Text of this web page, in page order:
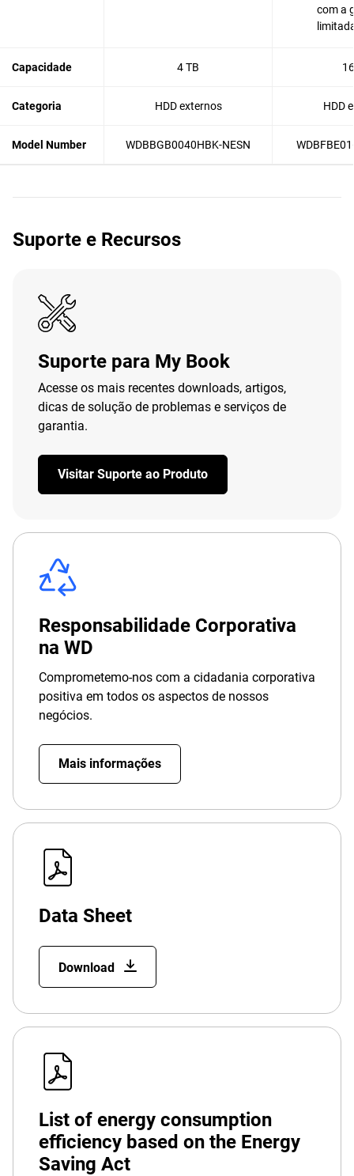
com a
Capacidade 4 TB
Categoria HDD externos HDD
Model Number WDBBGB0040HBK-NESN
Suporte e Recursos
Suporte para My Book
Acesse os mais recentes downloads, artigos,
dicas de solução de problemas e serviços de
garantia.
Visitar Suporte ao Produto
Responsabilidade Corporativa
na WD
Comprometemo-nos com a cidadania corporativa
positiva em todos os aspectos de nossos
negócios.
Mais informações
Data Sheet
Download
List of energy consumption
efficiency based on the Energy
Saving Act